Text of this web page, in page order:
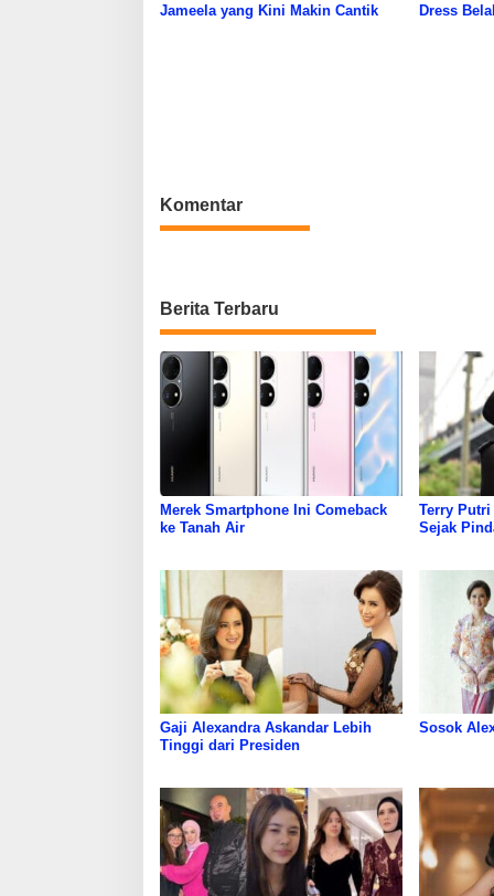
Jameela yang Kini Makin Cantik
Dress
Komentar
Berita Terbaru
Merek Smartphone Ini Comeback
ke Tanah Air
Terry
Sejak
Gaji Alexandra Askandar Lebih
Tinggi dari Presiden
Sosok